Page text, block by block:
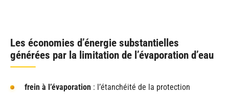
Les économies d’énergie substantielles
générées par la limitation de l’évaporation d’eau
frein à l’évaporation : l’étanchéité de la protection